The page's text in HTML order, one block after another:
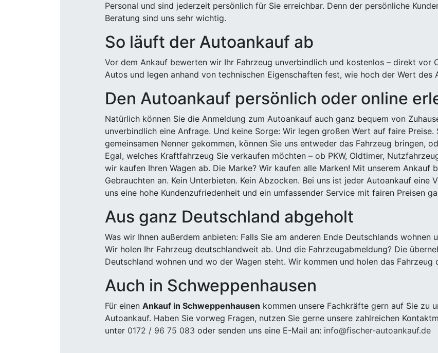
Personal und sind jederzeit persönlich für Sie erreichbar. Denn der persönliche
Beratung sind uns sehr wichtig.
So läuft der Autoankauf ab
Vor dem Ankauf bewerten wir Ihr Fahrzeug unverbindlich und kostenlos – direkt vor
Autos und legen anhand von technischen Eigenschaften fest, wie hoch der Wert des
Den Autoankauf persönlich oder online
Natürlich können Sie die Anmeldung zum Autoankauf auch ganz bequem von
unverbindlich eine Anfrage. Und keine Sorge: Wir legen großen Wert auf faire
gemeinsamen Nenner gekommen, können Sie uns entweder das Fahrzeug bringen,
Egal, welches Kraftfahrzeug Sie verkaufen möchten – ob PKW, Oldtimer,
wir kaufen Ihren Wagen ab. Die Marke? Wir kaufen alle Marken! Mit unserem Ankauf
Gebrauchten an. Kein Unterbieten. Kein Abzocken. Bei uns ist jeder Autoankauf eine
uns eine hohe Kundenzufriedenheit und ein umfassender Service mit fairen Preisen
Aus ganz Deutschland abgeholt
Was wir Ihnen außerdem anbieten: Falls Sie am anderen Ende Deutschlands
Wir holen Ihr Fahrzeug deutschlandweit ab. Und die Fahrzeugabmeldung? Die
Deutschland wohnen und wo der Wagen steht. Wir kommen und holen das Fahrzeug
Auch in Schweppenhausen
Für einen Ankauf in Schweppenhausen kommen unsere Fachkräfte gern auf Sie zu
Autoankauf. Haben Sie vorweg Fragen, nutzen Sie gerne unsere zahlreichen
unter 0172 / 96 75 083 oder senden uns eine E-Mail an: info@fischer-autoankauf.de